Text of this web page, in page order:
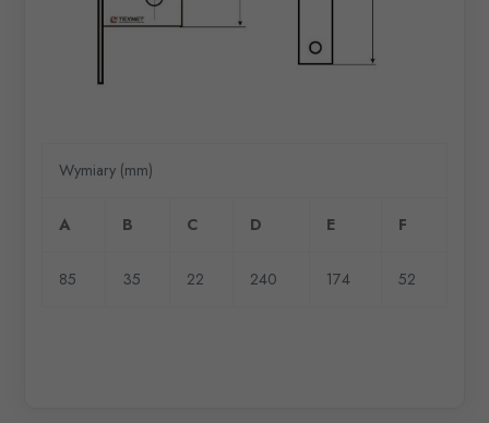
Wymiary (mm)
A B C D E F
85 35 22 240 174 52